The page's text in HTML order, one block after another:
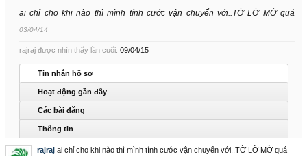
ai chỉ cho khi nào thì mình tính cước vận chuyển với..TỜ LỜ MỜ quá
03/04/14
rajraj được nhìn thấy lần cuối: 09/04/15
Tin nhắn hồ sơ
Hoạt động gần đây
Các bài đăng
Thông tin
rajraj ai chỉ cho khi nào thì mình tính cước vận chuyển với..TỜ LỜ MỜ quá